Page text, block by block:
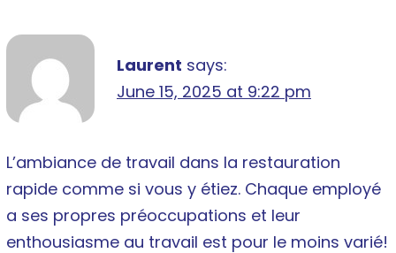
Laurent says:
June 15, 2025 at 9:22 pm
L’ambiance de travail dans la restauration
rapide comme si vous y étiez. Chaque employé
a ses propres préoccupations et leur
enthousiasme au travail est pour le moins varié!